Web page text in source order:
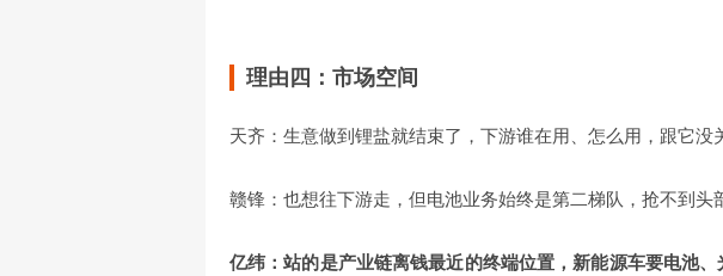
理由四：市场空间
天齐：生意做到锂盐就结束了，下游谁在用、怎么用，跟它没
赣锋：也想往下游走，但电池业务始终是第二梯队，抢不到头
亿纬：站的是产业链离钱最近的终端位置，新能源车要电池